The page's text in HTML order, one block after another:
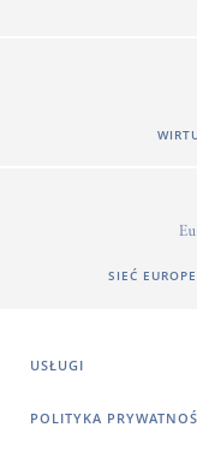
SIEĆ
USŁUGI
POLITYKA